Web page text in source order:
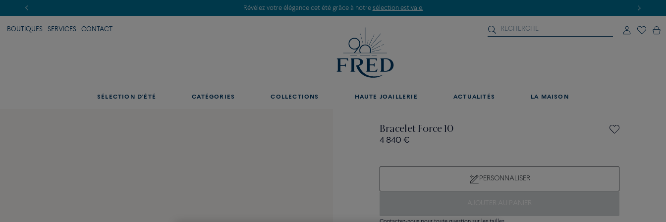
Révélez votre élégance cet été grâce à notre sélection estivale.
BOUTIQUES SERVICES CONTACT
SÉLECTION D'ÉTÉ CATÉGORIES COLLECTIONS HAUTE JOAILLERIE ACTUALITÉS LA MAISON
Bracelet Force 10
4 840 €
PERSONNALISER